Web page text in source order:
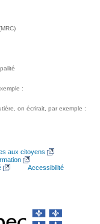
:
on écrirait, par exemple :
aux citoyens
Accessibilité